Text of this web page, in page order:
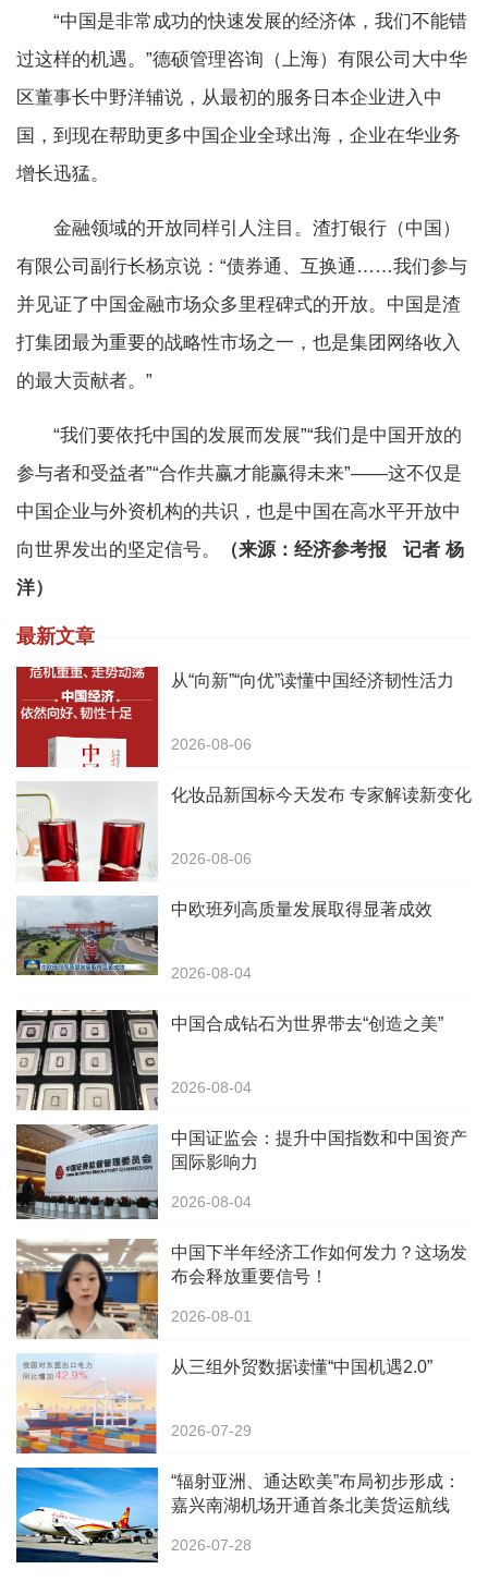
“中国是非常成功的快速发展的经济体，我们不能错
过这样的机遇。”德硕管理咨询（上海）有限公司大中华
区董事长中野洋辅说，从最初的服务日本企业进入中
国，到现在帮助更多中国企业全球出海，企业在华业务
增长迅猛。
金融领域的开放同样引人注目。渣打银行（中国）
有限公司副行长杨京说：“债券通、互换通……我们参与
并见证了中国金融市场众多里程碑式的开放。中国是渣
打集团最为重要的战略性市场之一，也是集团网络收入
的最大贡献者。”
“我们要依托中国的发展而发展”“我们是中国开放的
参与者和受益者”“合作共赢才能赢得未来”——这不仅是
中国企业与外资机构的共识，也是中国在高水平开放中
向世界发出的坚定信号。
（来源：经济参考报 记者 杨
洋）
最新文章
从“向新”“向优”读懂中国经济韧性活力
2026-08-06
化妆品新国标今天发布 专家解读新变化
2026-08-06
中欧班列高质量发展取得显著成效
2026-08-04
中国合成钻石为世界带去“创造之美”
2026-08-04
中国证监会：提升中国指数和中国资产
国际影响力
2026-08-04
中国下半年经济工作如何发力？这场发
布会释放重要信号！
2026-08-01
从三组外贸数据读懂“中国机遇2.0”
2026-07-29
“辐射亚洲、通达欧美”布局初步形成：
嘉兴南湖机场开通首条北美货运航线
2026-07-28